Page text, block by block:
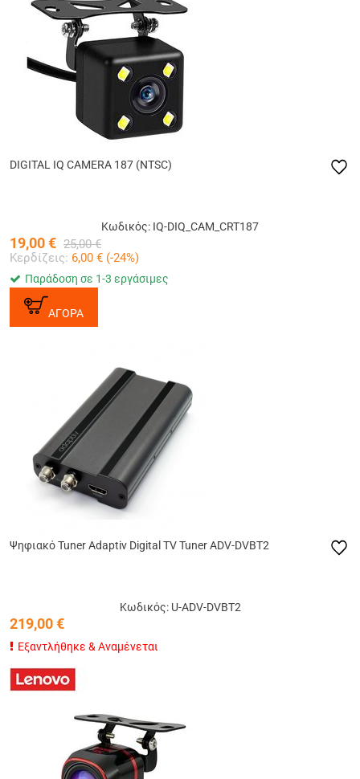
DIGITAL IQ CAMERA 187 (NTSC)
Κωδικός: IQ-DIQ_CAM_CRT187
19,00€ 25,00 €
Κερδίζεις: 6,00 € (-24%)
Παράδοση σε 1-3 εργάσιμες
ΑΓΟΡΑ
Ψηφιακό Tuner Adaptiv Digital TV Tuner ADV-DVBT2
Κωδικός: U-ADV-DVBT2
219,00€
Εξαντλήθηκε & Αναμένεται